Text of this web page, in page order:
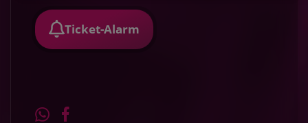
Ticket-Alarm